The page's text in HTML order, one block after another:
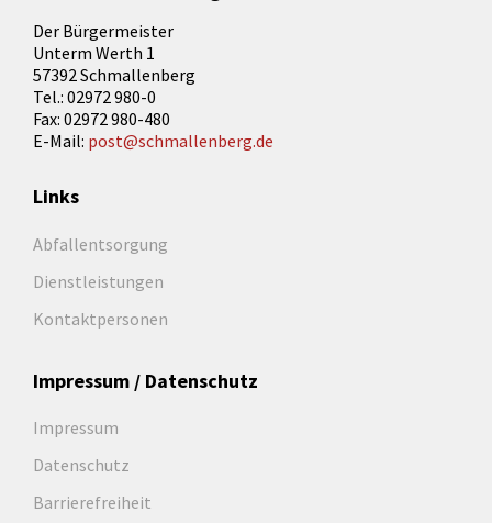
Der Bürgermeister
Unterm Werth 1
57392 Schmallenberg
Tel.: 02972 980-0
Fax: 02972 980-480
E-Mail: post@schmallenberg.de
Links
Abfallentsorgung
Dienstleistungen
Kontaktpersonen
Impressum / Datenschutz
Impressum
Datenschutz
Barrierefreiheit